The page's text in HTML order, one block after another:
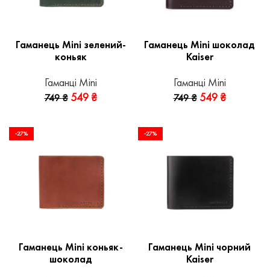
Гаманець Mini зелений-
коньяк
Гаманці Mini
749₴ 549 ₴
Гаманець Mini шоколад
Kaiser
Гаманці Mini
749₴ 549 ₴
-27%
Гаманець Mini коньяк-
шоколад
-27%
Гаманець Mini чорний
Kaiser